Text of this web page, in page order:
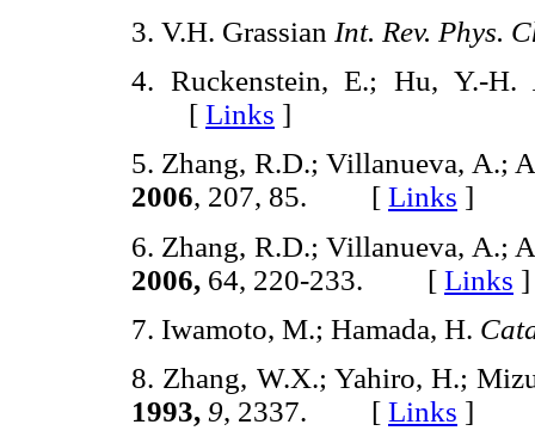
3. V.H. Grassian Int. Rev. Phys.
4. Ruckenstein, E.; Hu, Y.-H.
[ Links ]
5. Zhang, R.D.; Villanueva, A.;
2006, 207, 85. [ Links ]
6. Zhang, R.D.; Villanueva, A.;
2006, 64, 220-233. [ Links ]
7. Iwamoto, M.; Hamada, H.
8. Zhang, W.X.; Yahiro, H.;
1993, 9, 2337. [ Links ]